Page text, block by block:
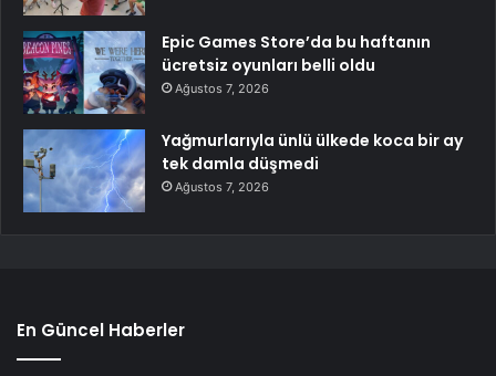
Epic Games Store’da bu haftanın
ücretsiz oyunları belli oldu
Ağustos 7, 2026
Yağmurlarıyla ünlü ülkede koca bir ay
tek damla düşmedi
Ağustos 7, 2026
En Güncel Haberler